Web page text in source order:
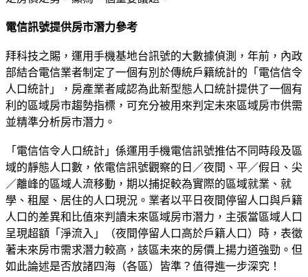
電信訊號提供房市潛力參考
拜科技之賜，運用手機基地台訊號的大數據偵測，年前，內政
部結合電信業者制定了一個有別於傳統戶籍統計的「電信信令
人口統計」，房產業者咸認為此新型態人口統計提供了一個有
利的區域房市趨勢指標，可充分被用來判定未來區域房市供需
並精準分析房市潛力。
「電信信令人口統計」係運用手機電信訊號推估不同時段及區
域的靜態人口數，依電信訊號觀察的日／夜間、平／假日、尖
／離峰的區域人流移動，期以捕捉較為實際的區域就業、就
學、租屋、居住的人口現況。業者以平日夜間停留人口與戶籍
人口的差異和比值來判讀未來區域房市潛力，主張當區域人口
呈現超額「淨流入」（夜間停留人口高於戶籍人口）時，表徵
著未來房市需求潛力較高，該區未來的房價上揚力道強勁。但
如此論述是否放諸四海（各區）皆準？值得進一步深究！